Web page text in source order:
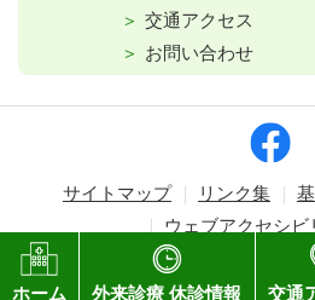
ホーム 外来診療 休診情報 交通
交通アクセス
お問い合わせ
サイトマップ リンク集
ウェブアクセシビ
Copyright © Kagawa Prefectural Central